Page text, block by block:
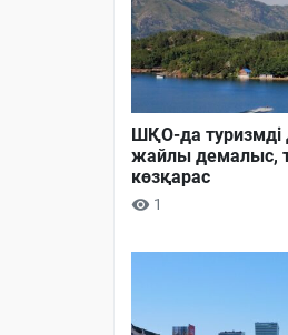
ШҚО-да туризмді
жайлы демалыс,
көзқарас
1